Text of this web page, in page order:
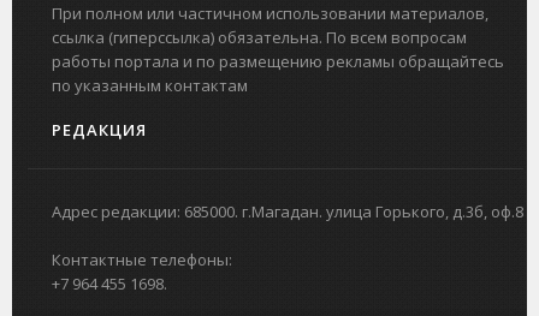
При полном или частичном использовании материалов,
ссылка (гиперссылка) обязательна. По всем вопросам
работы портала и по размещению рекламы обращайтесь
по указанным контактам
РЕДАКЦИЯ
Адрес редакции: 685000. г.Магадан. улица Горького, д.3б, оф.8
Контактные телефоны:
+7 964 455 1698.